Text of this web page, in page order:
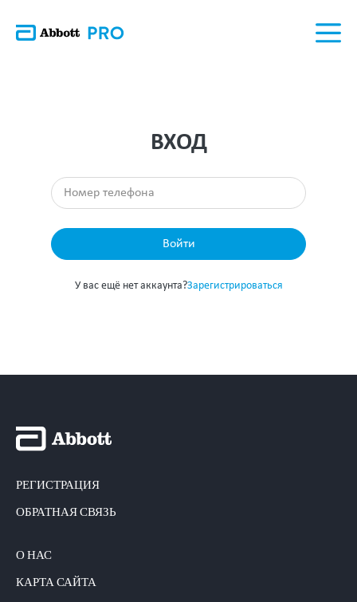
ВХОД
Войти
У вас ещё нет аккаунта?Зарегистрироваться
РЕГИСТРАЦИЯ
ОБРАТНАЯ СВЯЗЬ
О НАС
КАРТА САЙТА